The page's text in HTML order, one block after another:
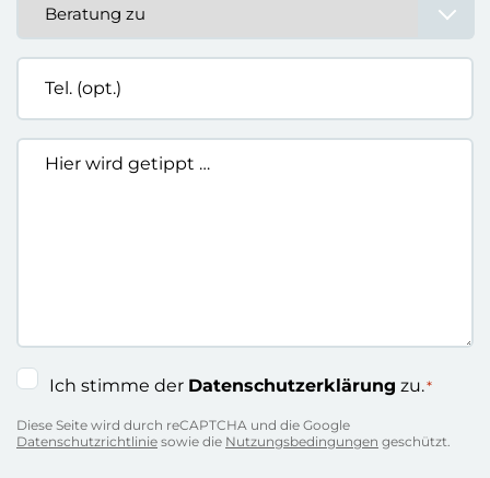
Tel.
(opt.)
Hier
wird
Einwilligung
Ich stimme der Datenschutzerklärung zu.*
Diese Seite wird durch reCAPTCHA und die Google
Datenschutzrichtlinie sowie die Nutzungsbedingungen geschützt.